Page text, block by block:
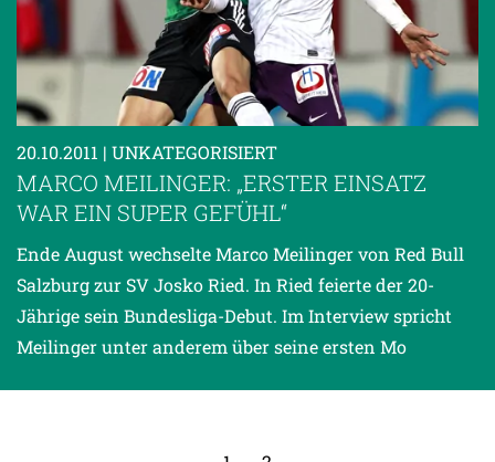
20.10.2011 | UNKATEGORISIERT
MARCO MEILINGER: „ERSTER EINSATZ
WAR EIN SUPER GEFÜHL“
Ende August wechselte Marco Meilinger von Red Bull
Salzburg zur SV Josko Ried. In Ried feierte der 20-
Jährige sein Bundesliga-Debut. Im Interview spricht
Meilinger unter anderem über seine ersten Mo